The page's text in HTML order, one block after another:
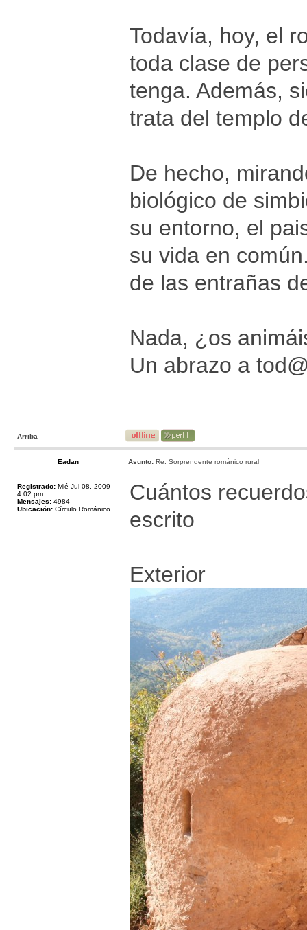
Todavía, hoy, el
toda clase de
tenga. Además,
trata del templo
De hecho,
biológico de
su entorno, el
su vida en
de las entrañas
Nada, ¿os
Un abrazo a
Arriba
Eadan Asunto: Re: Sorprendente románico rural
Registrado: Mié Jul 08, 2009
4:02 pm
Mensajes: 4984
Ubicación: Círculo Románico
Cuántos
escrito
Exterior